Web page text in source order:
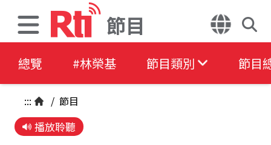
節目
總覽 #林榮基 節目類別 節目
::: / 節目
播放聆聽